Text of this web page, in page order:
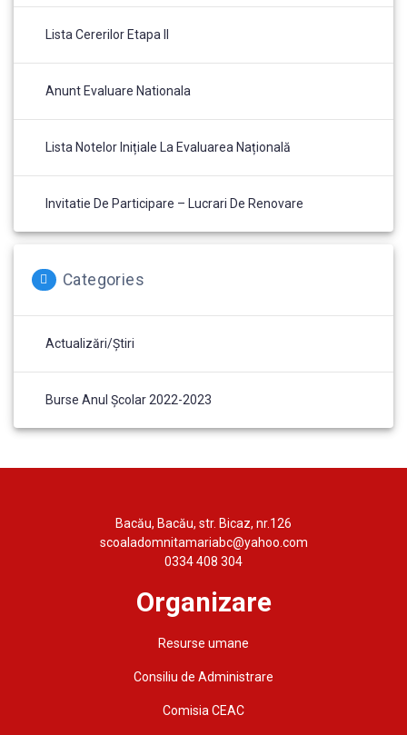
Lista Cererilor Etapa II
Anunt Evaluare Nationala
Lista Notelor Inițiale La Evaluarea Națională
Invitatie De Participare – Lucrari De Renovare
Categories
Actualizări/Știri
Burse Anul Școlar 2022-2023
Bacău, Bacău, str. Bicaz, nr.126
scoaladomnitamariabc@yahoo.com
0334 408 304
Organizare
Resurse umane
Consiliu de Administrare
Comisia CEAC